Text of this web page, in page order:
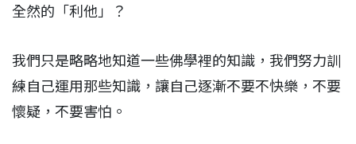
全然的「利他」？
我們只是略略地知道一些佛學裡的知識，我們努力訓
練自己運用那些知識，讓自己逐漸不要不快樂，不要
懷疑，不要害怕。